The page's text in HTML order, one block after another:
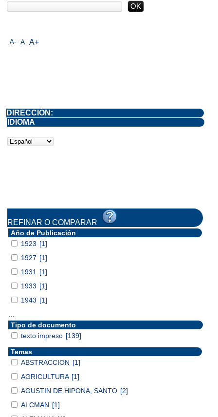
A- A A+
DIRECCIÓN:
IDIOMA
REFINAR O COMPARAR
Año de Publicación
1923 [1]
1927 [1]
1931
[1]
1933 [1]
1943 [1]
Tipo de documento
texto impreso [139]
Temas
ABSTRACCION [1]
AGRICULTURA [1]
AGUSTIN DE HIPONA, SANTO [2]
ALCMAN [1]